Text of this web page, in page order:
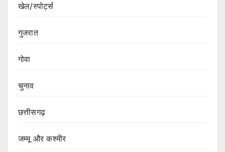
खेल/स्पोर्ट्स
गुजरात
गोवा
चुनाव
छत्तीसगढ़
जम्मू और कश्मीर